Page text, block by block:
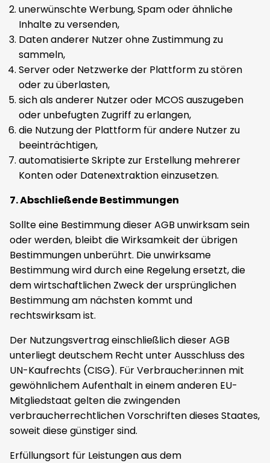
unerwünschte Werbung, Spam oder ähnliche
Inhalte zu versenden,
Daten anderer Nutzer ohne Zustimmung zu
sammeln,
Server oder Netzwerke der Plattform zu stören
oder zu überlasten,
sich als anderer Nutzer oder MCOS auszugeben
oder unbefugten Zugriff zu erlangen,
die Nutzung der Plattform für andere Nutzer zu
beeinträchtigen,
automatisierte Skripte zur Erstellung mehrerer
Konten oder Datenextraktion einzusetzen.
7. Abschließende Bestimmungen
Sollte eine Bestimmung dieser AGB unwirksam sein
oder werden, bleibt die Wirksamkeit der übrigen
Bestimmungen unberührt. Die unwirksame
Bestimmung wird durch eine Regelung ersetzt, die
dem wirtschaftlichen Zweck der ursprünglichen
Bestimmung am nächsten kommt und
rechtswirksam ist.
Der Nutzungsvertrag einschließlich dieser AGB
unterliegt deutschem Recht unter Ausschluss des
UN-Kaufrechts (CISG). Für Verbraucher:innen mit
gewöhnlichem Aufenthalt in einem anderen EU-
Mitgliedstaat gelten die zwingenden
verbraucherrechtlichen Vorschriften dieses Staates,
soweit diese günstiger sind.
Erfüllungsort für Leistungen aus dem